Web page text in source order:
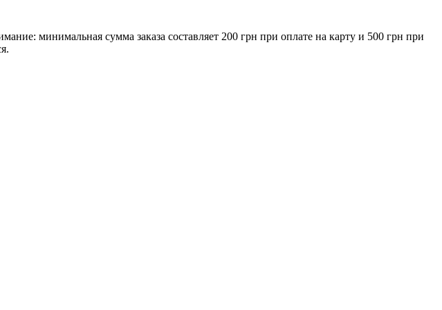
минимальная сумма заказа составляет 200 грн при оплате на карту и 500 грн при